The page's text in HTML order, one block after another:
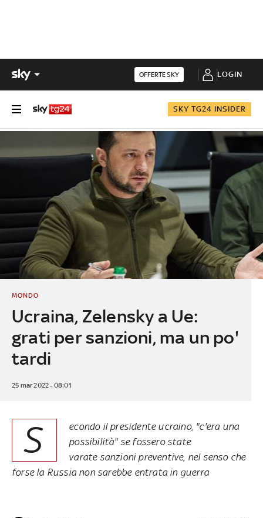
OFFERTE SKY LOGIN
SKY TG24 INSIDER
Ucraina, Zelensky a Ue:
grati per sanzioni, ma un po'
tardi
MONDO
25 mar 2022 - 08:01
S
econdo il presidente ucraino, "c'era una
possibilità" se fossero state
varate sanzioni preventive, nel senso che
forse la Russia non sarebbe entrata in guerra